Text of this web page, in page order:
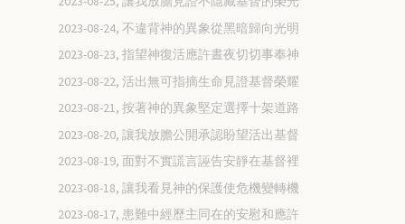
2023-08-24, 不違背神的異象從黑暗歸向光明
2023-08-23, 指望神復活應許晝夜切切事奉神
2023-08-22, 活出無可指摘生命見證基督榮耀
2023-08-21, 按著神的異象堅定選擇十架道路
2023-08-20, 讓我放膽公開承認盼望活出基督
2023-08-19, 面對不實謊言誣告安靜在基督裡
2023-08-18, 讓我看見神的保護使危機變轉機
2023-08-17, 患難中經歷主同在的安慰和應許